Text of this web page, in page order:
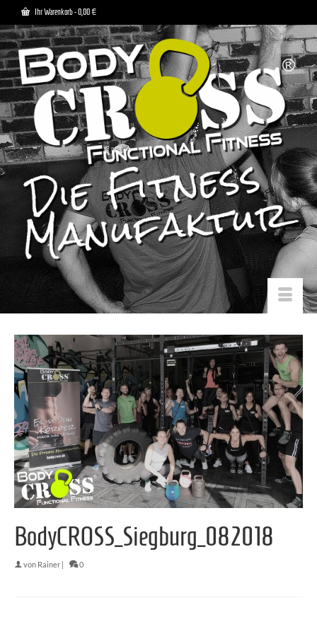
Ihr Warenkorb-0,00 €
BodyCROSS_Siegburg_082018
von Rainer | 0